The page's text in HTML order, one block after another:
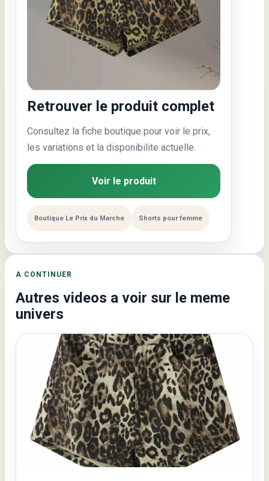
Retrouver le produit complet
Consultez la fiche boutique pour voir le prix,
les variations et la disponibilite actuelle.
Voir le produit
Boutique Le Prix du Marche Shorts pour femme
A CONTINUER
Autres videos a voir sur le meme
univers